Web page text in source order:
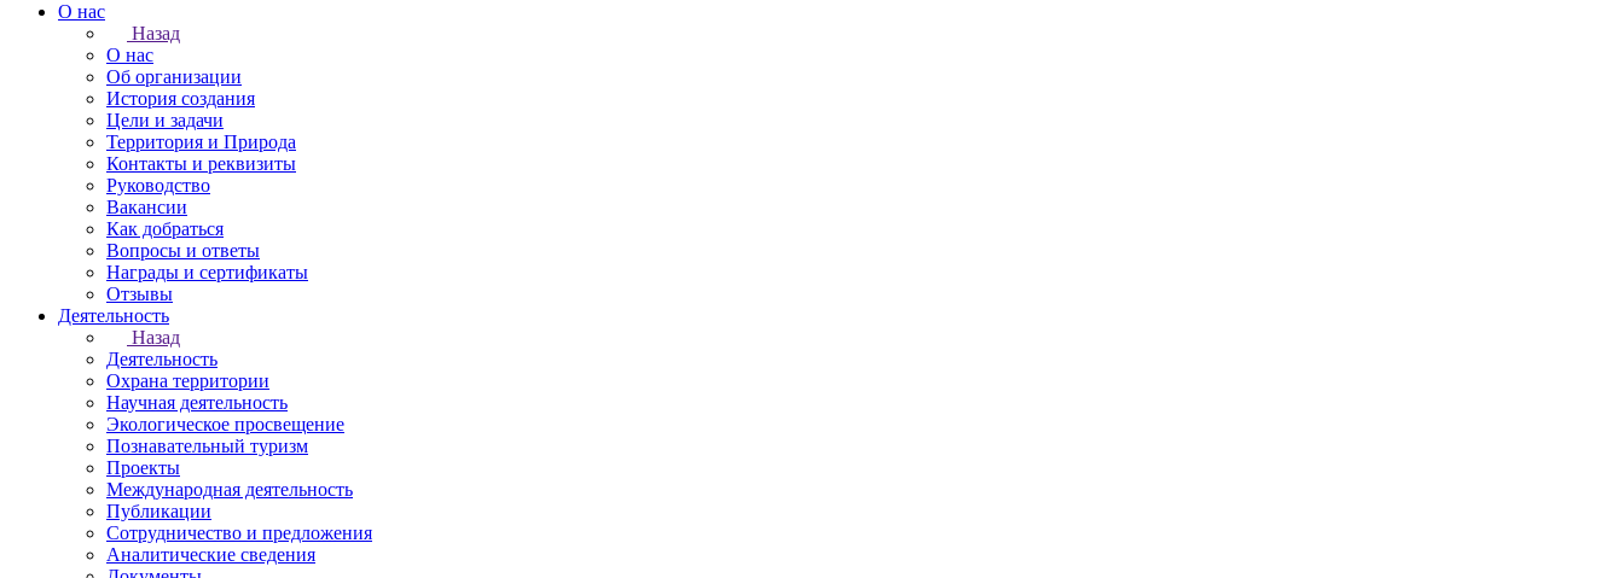
О нас
Назад
О нас
Об организации
История создания
Цели и задачи
Территория и Природа
Контакты и реквизиты
Руководство
Вакансии
Как добраться
Вопросы и ответы
Награды и сертификаты
Отзывы
Деятельность
Назад
Деятельность
Охрана территории
Научная деятельность
Экологическое просвещение
Познавательный туризм
Проекты
Международная деятельность
Публикации
Сотрудничество и предложения
Аналитические сведения